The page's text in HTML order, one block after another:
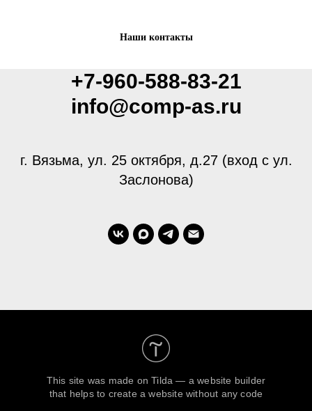
Наши контакты
+7-960-588-83-21
info@comp-as.ru
г. Вязьма, ул. 25 октября, д.27 (вход с ул.
Заслонова)
This site was made onTilda — a website builder
that helps to create a website without any code